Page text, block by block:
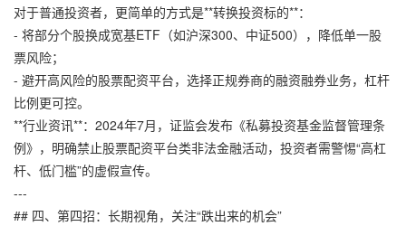
对于普通投资者，更简单的方式是**转换投资标的**：
- 将部分个股换成宽基ETF（如沪深300、中证500），降低单一股
票风险；
- 避开高风险的股票配资平台，选择正规券商的融资融券业务，杠杆
比例更可控。
**行业资讯**：2024年7月，证监会发布《私募投资基金监督管理条
例》，明确禁止股票配资平台类非法金融活动，投资者需警惕“高杠
杆、低门槛”的虚假宣传。
---
## 四、第四招：长期视角，关注“跌出来的机会”